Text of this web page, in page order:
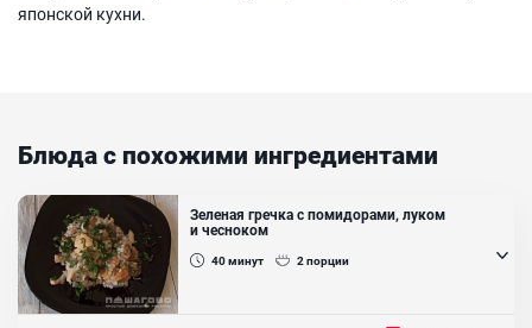
японской кухни.
Блюда с похожими ингредиентами
Зеленая гречка с помидорами, луком
и чесноком
40минут 2порции